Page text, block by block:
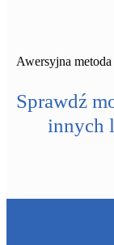
Awersyjna
Sprawdź
innych